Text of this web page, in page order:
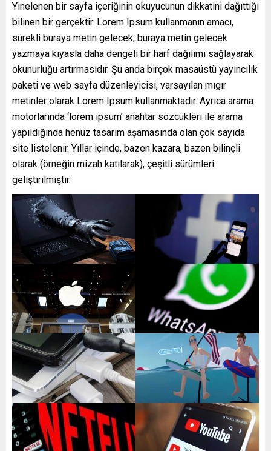
Yinelenen bir sayfa içeriğinin okuyucunun dikkatini dağıttığı
bilinen bir gerçektir. Lorem Ipsum kullanmanın amacı,
sürekli buraya metin gelecek, buraya metin gelecek
yazmaya kıyasla daha dengeli bir harf dağılımı sağlayarak
okunurluğu artırmasıdır. Şu anda birçok masaüstü yayıncılık
paketi ve web sayfa düzenleyicisi, varsayılan mıgır
metinler olarak Lorem Ipsum kullanmaktadır. Ayrıca arama
motorlarında ‘lorem ipsum’ anahtar sözcükleri ile arama
yapıldığında henüz tasarım aşamasında olan çok sayıda
site listelenir. Yıllar içinde, bazen kazara, bazen bilinçli
olarak (örneğin mizah katılarak), çeşitli sürümleri
geliştirilmiştir.